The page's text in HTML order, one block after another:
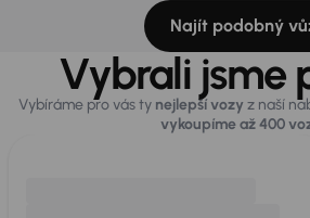
Najít podobný
Vybrali jsme
Vybíráme pro vás ty nejlepší vozy z naší
vykoupíme až 400